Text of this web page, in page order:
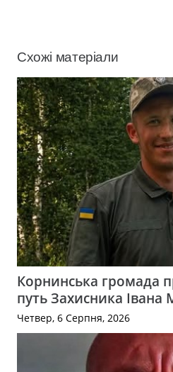
Схожі матеріали
Корнинська громада
путь Захисника
Четвер, 6 Серпня, 2026